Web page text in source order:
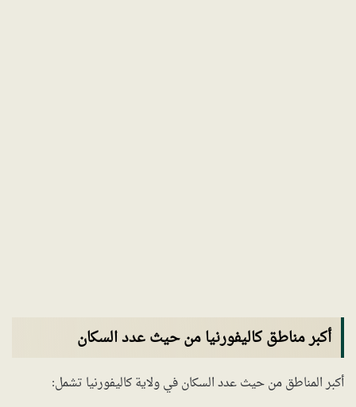
أكبر مناطق كاليفورنيا من حيث عدد السكان
أكبر المناطق من حيث عدد السكان في ولاية كاليفورنيا تشمل: